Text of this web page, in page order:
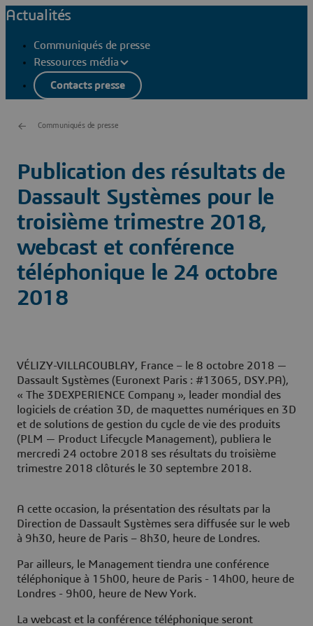
Actualités
Communiqués de presse
Ressources média
Contacts presse
Communiqués de presse
Publication des résultats de
Dassault Systèmes pour le
troisième trimestre 2018,
webcast et conférence
téléphonique le 24 octobre
2018
VÉLIZY-VILLACOUBLAY, France – le 8 octobre 2018 —
Dassault Systèmes (Euronext Paris : #13065, DSY.PA),
« The 3DEXPERIENCE Company », leader mondial des
logiciels de création 3D, de maquettes numériques en 3D
et de solutions de gestion du cycle de vie des produits
(PLM — Product Lifecycle Management), publiera le
mercredi 24 octobre 2018 ses résultats du troisième
trimestre 2018 clôturés le 30 septembre 2018.
A cette occasion, la présentation des résultats par la
Direction de Dassault Systèmes sera diffusée sur le web
à 9h30, heure de Paris – 8h30, heure de Londres.
Par ailleurs, le Management tiendra une conférence
téléphonique à 15h00, heure de Paris - 14h00, heure de
Londres - 9h00, heure de New York.
La webcast et la conférence téléphonique seront